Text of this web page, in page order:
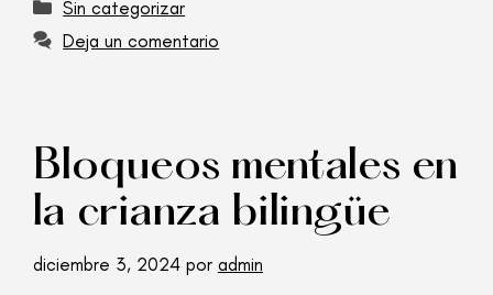
Sin categorizar
Deja un comentario
Bloqueos mentales en
la crianza bilingüe
diciembre 3, 2024 por admin